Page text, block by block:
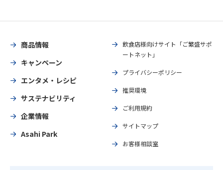
商品情報
キャンペーン
エンタメ・レシピ
サステナビリティ
企業情報
Asahi Park
飲食店様向けサイト「ご繁盛サポ
ートネット」
プライバシーポリシー
推奨環境
ご利用規約
サイトマップ
お客様相談室